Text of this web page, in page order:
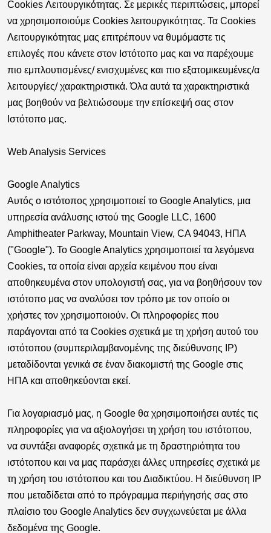
Cookies Λειτουργικότητας. Σε μερικές περιπτώσεις, μπορεί
να χρησιμοποιούμε Cookies λειτουργικότητας. Τα Cookies
Λειτουργικότητας μας επιτρέπουν να θυμόμαστε τις
επιλογές που κάνετε στον Ιστότοπο μας και να παρέχουμε
πιο εμπλουτισμένες/ ενισχυμένες και πιο εξατομικευμένες/α
λειτουργίες/ χαρακτηριστικά. Όλα αυτά τα χαρακτηριστικά
μας βοηθούν να βελτιώσουμε την επίσκεψή σας στον
Ιστότοπο μας.
Web Analysis Services
Google Analytics
Αυτός ο ιστότοπος χρησιμοποιεί το Google Analytics, μια
υπηρεσία ανάλυσης ιστού της Google LLC, 1600
Amphitheater Parkway, Mountain View, CA 94043, ΗΠΑ
("Google"). Το Google Analytics χρησιμοποιεί τα λεγόμενα
Cookies, τα οποία είναι αρχεία κειμένου που είναι
αποθηκευμένα στον υπολογιστή σας, για να βοηθήσουν τον
ιστότοπο μας να αναλύσει τον τρόπο με τον οποίο οι
χρήστες τον χρησιμοποιούν. Οι πληροφορίες που
παράγονται από τα Cookies σχετικά με τη χρήση αυτού του
ιστότοπου (συμπεριλαμβανομένης της διεύθυνσης IP)
μεταδίδονται γενικά σε έναν διακομιστή της Google στις
ΗΠΑ και αποθηκεύονται εκεί.
Για λογαριασμό μας, η Google θα χρησιμοποιήσει αυτές τις
πληροφορίες για να αξιολογήσει τη χρήση του ιστότοπου,
να συντάξει αναφορές σχετικά με τη δραστηριότητα του
ιστότοπου και να μας παράσχει άλλες υπηρεσίες σχετικά με
τη χρήση του ιστότοπου και του Διαδικτύου. Η διεύθυνση IP
που μεταδίδεται από το πρόγραμμα περιήγησής σας στο
πλαίσιο του Google Analytics δεν συγχωνεύεται με άλλα
δεδομένα της Google.